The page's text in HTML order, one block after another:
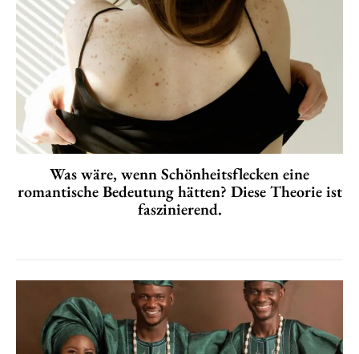
Was wäre, wenn Schönheitsflecken eine
romantische Bedeutung hätten? Diese Theorie ist
faszinierend.